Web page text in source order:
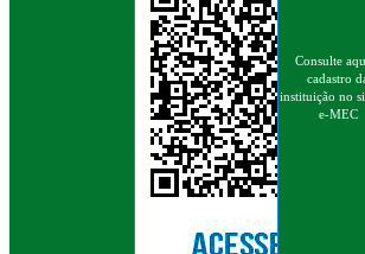
Consulte
cadastro
instituição no
e-MEC